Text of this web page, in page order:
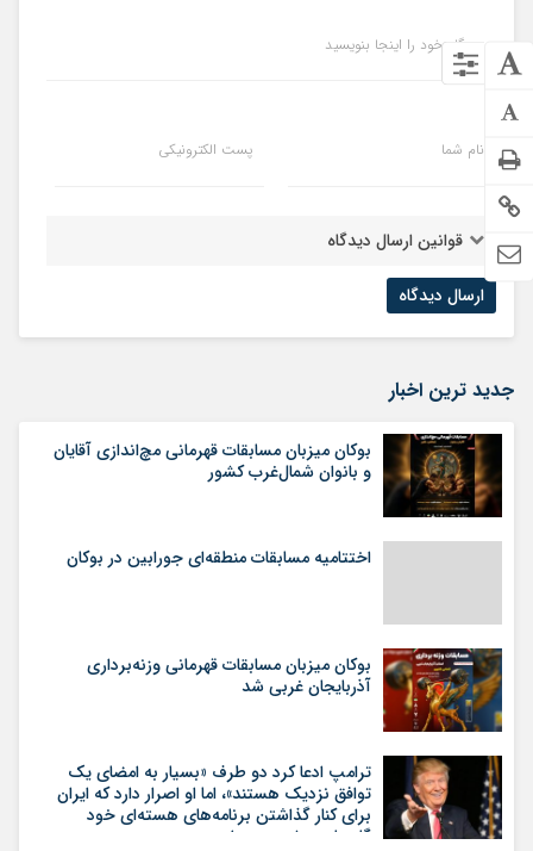
دیدگاه خود را اینجا بنویسید
نام شما پست الکترونیکی
قوانین ارسال دیدگاه
جدید ترین اخبار
بوکان میزبان مسابقات قهرمانی مچ‌اندازی آقایان
و بانوان شمال‌غرب کشور
اختتامیه مسابقات منطقه‌ای جورابین در بوکان
بوکان میزبان مسابقات قهرمانی وزنه‌برداری
آذربایجان غربی شد
ترامپ ادعا کرد دو طرف «بسیار به امضای یک
توافق نزدیک هستند»، اما او اصرار دارد که ایران
برای کنار گذاشتن برنامه‌های هسته‌ای خود
گام‌های بیشتری بردارد